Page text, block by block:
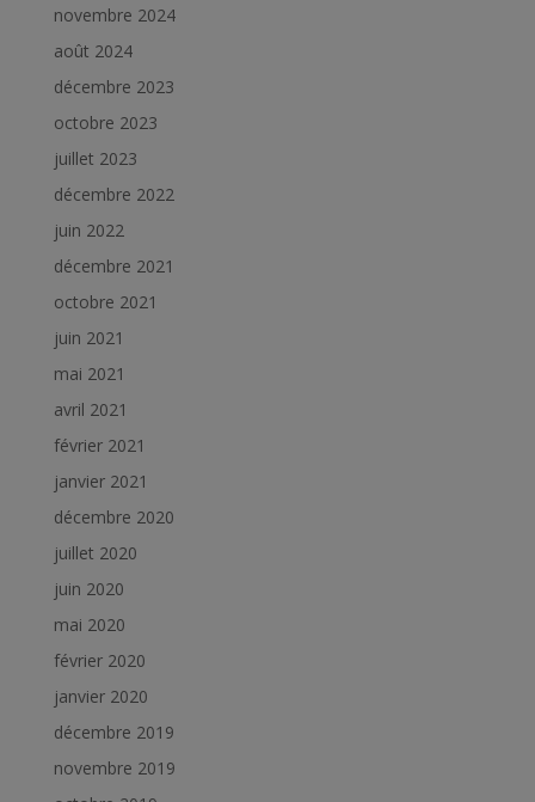
novembre 2024
août 2024
décembre 2023
octobre 2023
juillet 2023
décembre 2022
juin 2022
décembre 2021
octobre 2021
juin 2021
mai 2021
avril 2021
février 2021
janvier 2021
décembre 2020
juillet 2020
juin 2020
mai 2020
février 2020
janvier 2020
décembre 2019
novembre 2019